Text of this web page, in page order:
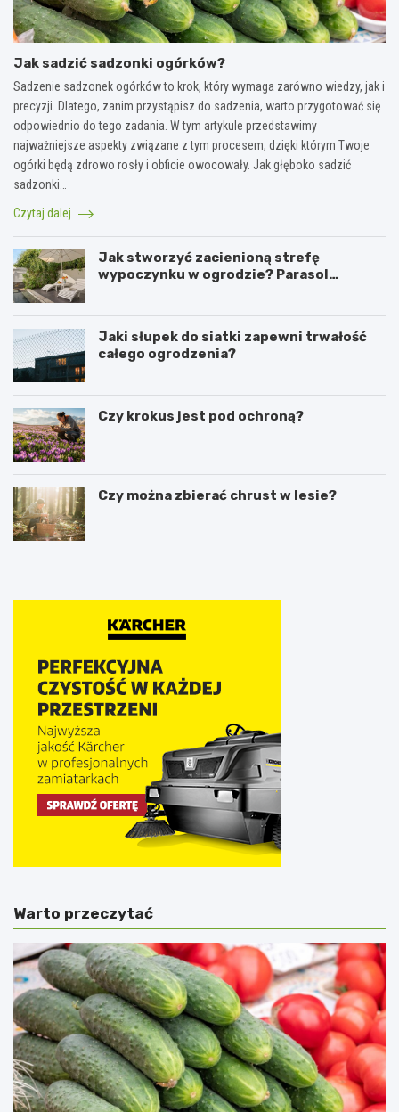
Jak sadzić sadzonki ogórków?
Sadzenie sadzonek ogórków to krok, który wymaga zarówno wiedzy, jak i
precyzji. Dlatego, zanim przystąpisz do sadzenia, warto przygotować się
odpowiednio do tego zadania. W tym artykule przedstawimy
najważniejsze aspekty związane z tym procesem, dzięki którym Twoje
ogórki będą zdrowo rosły i obficie owocowały. Jak głęboko sadzić
sadzonki…
Czytaj dalej
Jak stworzyć zacienioną strefę
wypoczynku w ogrodzie? Parasol
Jaki słupek do siatki zapewni trwałość
całego ogrodzenia?
Czy krokus jest pod ochroną?
Czy można zbierać chrust w lesie?
Warto przeczytać